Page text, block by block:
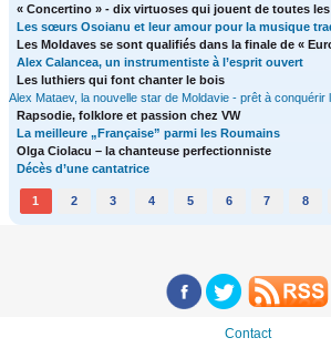
« Concertino » - dix virtuoses qui jouent de toutes
Les sœurs Osoianu et leur amour pour la musique
Les Moldaves se sont qualifiés dans la finale de «
Alex Calancea, un instrumentiste à l’esprit ouvert
Les luthiers qui font chanter le bois
Alex Mataev, la nouvelle star de Moldavie - prêt à conquérir
Rapsodie, folklore et passion chez VW
La meilleure „Française” parmi les Roumains
Olga Ciolacu – la chanteuse perfectionniste
Décès d’une cantatrice
1 2 3 4 5 6 7 8
Contact